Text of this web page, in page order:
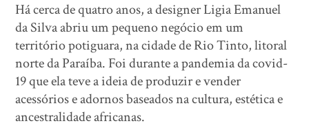
Há cerca de quatro anos, a designer Ligia Emanuel
da Silva abriu um pequeno negócio em um
território potiguara, na cidade de Rio Tinto, litoral
norte da Paraíba. Foi durante a pandemia da covid-
19 que ela teve a ideia de produzir e vender
acessórios e adornos baseados na cultura, estética e
ancestralidade africanas.